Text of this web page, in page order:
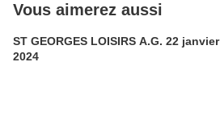
Vous aimerez aussi
ST GEORGES LOISIRS A.G. 22 janvier
2024